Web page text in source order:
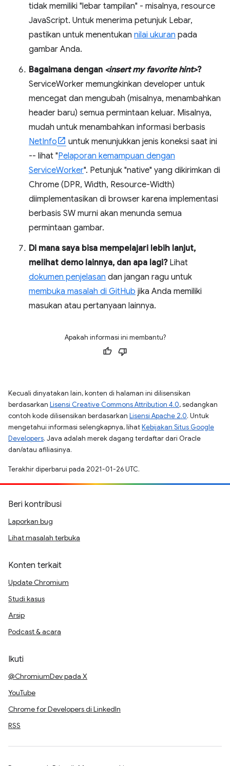
tidak memiliki "lebar tampilan" - misalnya, resource
JavaScript. Untuk menerima petunjuk Lebar,
pastikan untuk menentukan nilai ukuran pada
gambar Anda.
Bagaimana dengan <insert my favorite hint>?
ServiceWorker memungkinkan developer untuk
mencegat dan mengubah (misalnya, menambahkan
header baru) semua permintaan keluar. Misalnya,
mudah untuk menambahkan informasi berbasis
NetInfo
untuk menunjukkan jenis koneksi saat ini
-- lihat "Pelaporan kemampuan dengan
ServiceWorker". Petunjuk "native" yang dikirimkan di
Chrome (DPR, Width, Resource-Width)
diimplementasikan di browser karena implementasi
berbasis SW murni akan menunda semua
permintaan gambar.
Di mana saya bisa mempelajari lebih lanjut,
melihat demo lainnya, dan apa lagi?Lihat
dokumen penjelasan dan jangan ragu untuk
membuka masalah di GitHub jika Anda memiliki
masukan atau pertanyaan lainnya.
Apakah informasi ini membantu?
Kecuali dinyatakan lain, konten di halaman ini dilisensikan
berdasarkan Lisensi Creative Commons Attribution 4.0, sedangkan
contoh kode dilisensikan berdasarkan Lisensi Apache 2.0. Untuk
mengetahui informasi selengkapnya, lihatKebijakan Situs Google
Developers. Java adalah merek dagang terdaftar dari Oracle
dan/atau afiliasinya.
Terakhir diperbarui pada 2021-01-26 UTC.
Beri kontribusi
Laporkan bug
Lihat masalah terbuka
Konten terkait
Update Chromium
Studi kasus
Arsip
Podcast & acara
Ikuti
@ChromiumDev pada X
YouTube
Chrome for Developers di LinkedIn
RSS